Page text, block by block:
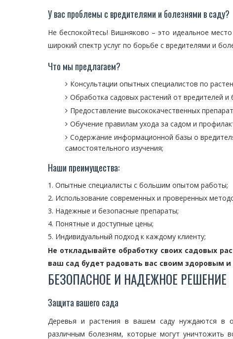
У вас проблемы с вредителями и болезнями в саду?
Не беспокойтесь! Вишняково – это идеальное
широкий спектр услуг по борьбе с вредителями и
Что мы предлагаем?
Консультации опытных специалистов по
Обработка садовых растений от вредителей и
Предоставление высококачественных
Обучение правилам ухода за садом и
Содержание информационной базы о
самостоятельного изучения;
Наши преимущества:
Опытные специалисты с большим опытом работы;
Использование современных и проверенных
Надежные и безопасные препараты;
Понятные и доступные цены;
Индивидуальный подход к каждому клиенту;
Не откладывайте обработку своих садовых
ваш сад будет радовать вас своим здоровым
БЕЗОПАСНОЕ И НАДЕЖНОЕ РЕШЕНИЕ
Защита вашего сада
Деревья и растения в вашем саду нуждаются в
различным болезням, которые могут уничтожить